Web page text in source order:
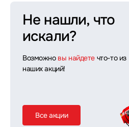
Не нашли, что
искали?
Возможно вы найдете что-то из
наших акций!
Все акции